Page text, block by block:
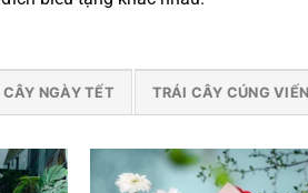
NGÀY TẾT TRÁI CÂY CÚNG